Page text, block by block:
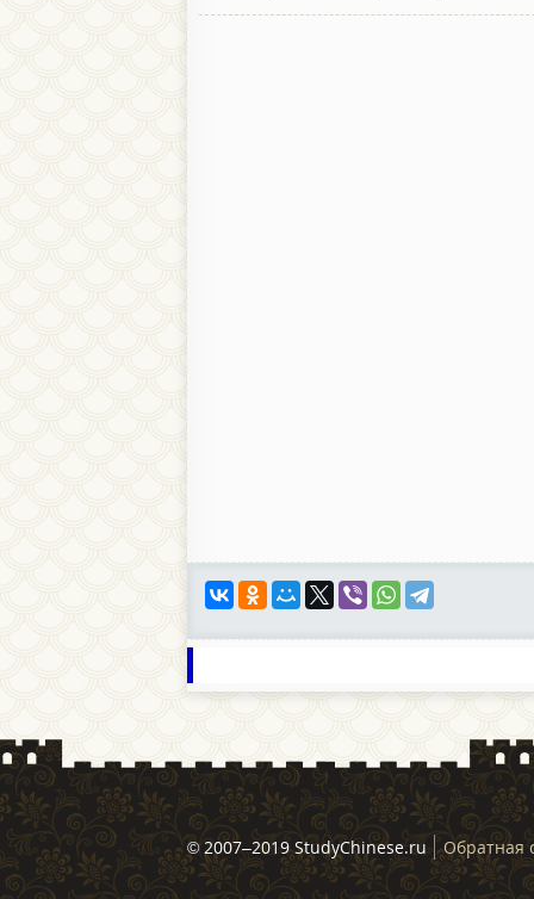
© 2007–2019 StudyChinese.ru Обратная